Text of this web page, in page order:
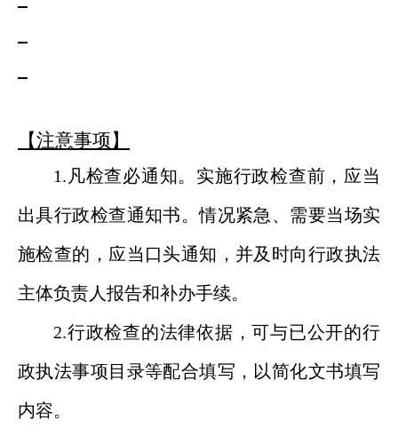
【注意事项】
1. 凡检查必通知。 实施行政检查前，应当
出具行政检查通知书。情况紧急、需要当场实
施检查的，应当口头通知，并及时向行政执法
主体负责人报告和补办手续。
2.行政检查的法律依据，可与已公开的行
政执法事项目录等配合填写，以简化文书填写
内容。